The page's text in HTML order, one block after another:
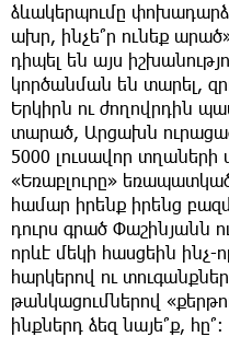
ձևակերպումը
ախր, ինչե՞ր ունեք
դիպել են այս
կործանման են տարել,
Երկիրն ու ժողովրդին
տարած, Արցախն
5000 լուսավոր
«Եռաբլուրը»
համար իրենք իրենց
դուրս գրած Փաշինյանն
որևէ մեկի հասցեին ինչ-
հարկերով ու
թանկացումներով
ինքներդ ձեզ նայե՞ք,